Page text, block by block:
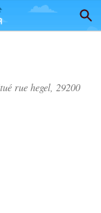
rue hegel, 29200